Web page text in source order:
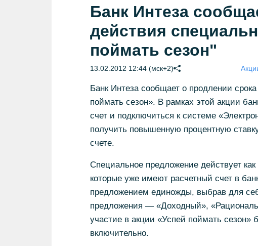
Банк Интеза
действия
поймать сезон"
13.02.2012 12:44 (мск+2)
Банк Интеза сообщает о продлении
поймать сезон». В рамках этой акции
счет и подключиться к системе
получить повышенную процентную
счете.
Специальное предложение действует
которые уже имеют расчетный счет в
предложением единожды, выбрав для
предложения — «Доходный»,
участие в акции «Успей поймать сезон»
включительно.